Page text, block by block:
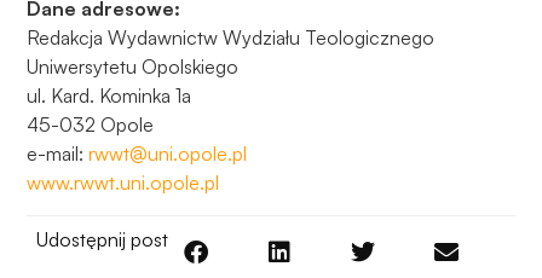
Dane adresowe:
Redakcja Wydawnictw Wydziału Teologicznego
Uniwersytetu Opolskiego
ul. Kard. Kominka 1a
45-032 Opole
e-mail:rwwt@uni.opole.pl
www.rwwt.uni.opole.pl
Udostępnij post
do
funkcjonowania
poprawić